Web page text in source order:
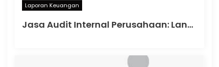
Laporan Keuangan
Jasa Audit Internal Perusahaan: Langkah Strategis Memastikan Efisiensi dan Kepatuhan Bisnis di Indonesia